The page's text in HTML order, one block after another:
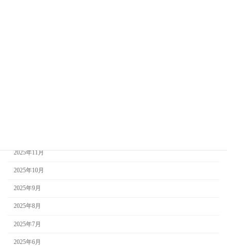
2025年11月
2025年10月
2025年9月
2025年8月
2025年7月
2025年6月